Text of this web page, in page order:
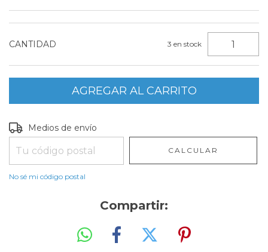
CANTIDAD 3 en stock
Entregas para el CP:
Medios de envío
CALCULAR
No sé mi código postal
Compartir: